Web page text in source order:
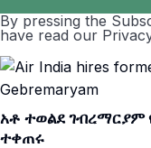
By pressing the
have read our
አቶ ተወልደ ገብረማርያም
ተቀጠሩ